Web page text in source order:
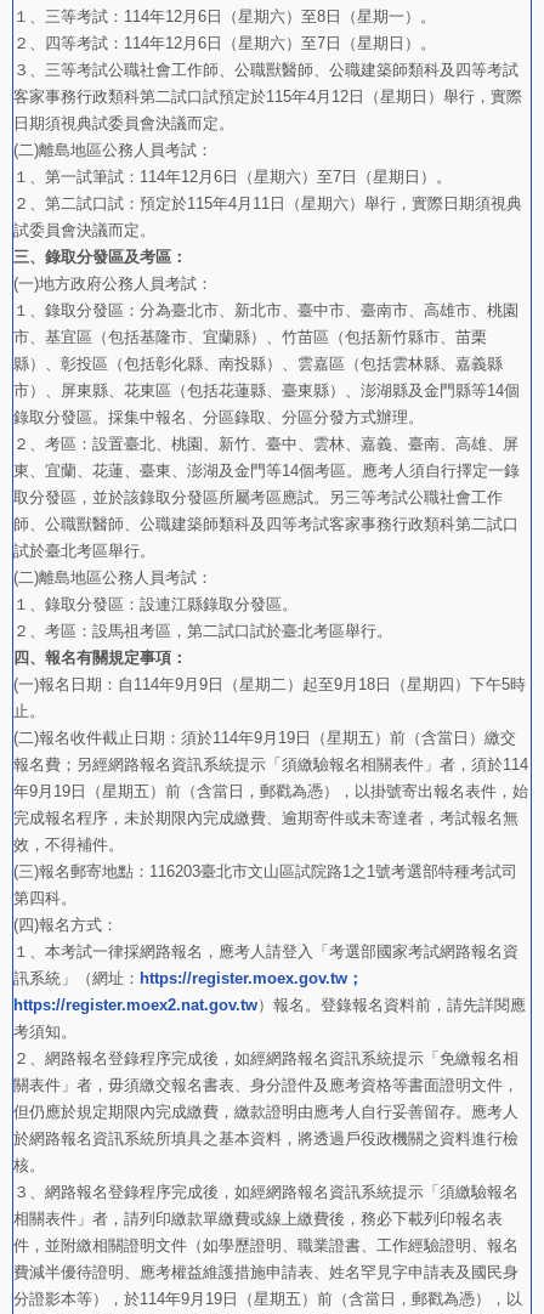
１、三等考試：114年12月6日（星期六）至8日（星期一）。
２、四等考試：114年12月6日（星期六）至7日（星期日）。
３、三等考試公職社會工作師、公職獸醫師、公職建築師類科及四等考試
客家事務行政類科第二試口試預定於115年4月12日（星期日）舉行，實際
日期須視典試委員會決議而定。
(二)離島地區公務人員考試：
１、第一試筆試：114年12月6日（星期六）至7日（星期日）。
２、第二試口試：預定於115年4月11日（星期六）舉行，實際日期須視典
試委員會決議而定。
三、錄取分發區及考區：
(一)地方政府公務人員考試：
１、錄取分發區：分為臺北市、新北市、臺中市、臺南市、高雄市、桃園
市、基宜區（包括基隆市、宜蘭縣）、竹苗區（包括新竹縣市、苗栗
縣）、彰投區（包括彰化縣、南投縣）、雲嘉區（包括雲林縣、嘉義縣
市）、屏東縣、花東區（包括花蓮縣、臺東縣）、澎湖縣及金門縣等14個
錄取分發區。採集中報名、分區錄取、分區分發方式辦理。
２、考區：設置臺北、桃園、新竹、臺中、雲林、嘉義、臺南、高雄、屏
東、宜蘭、花蓮、臺東、澎湖及金門等14個考區。應考人須自行擇定一錄
取分發區，並於該錄取分發區所屬考區應試。另三等考試公職社會工作
師、公職獸醫師、公職建築師類科及四等考試客家事務行政類科第二試口
試於臺北考區舉行。
(二)離島地區公務人員考試：
１、錄取分發區：設連江縣錄取分發區。
２、考區：設馬祖考區，第二試口試於臺北考區舉行。
四、報名有關規定事項：
(一)報名日期：自114年9月9日（星期二）起至9月18日（星期四）下午5時
止。
(二)報名收件截止日期：須於114年9月19日（星期五）前（含當日）繳交
報名費；另經網路報名資訊系統提示「須繳驗報名相關表件」者，須於114
年9月19日（星期五）前（含當日，郵戳為憑），以掛號寄出報名表件，始
完成報名程序，未於期限內完成繳費、逾期寄件或未寄達者，考試報名無
效，不得補件。
(三)報名郵寄地點：116203臺北市文山區試院路1之1號考選部特種考試司
第四科。
(四)報名方式：
１、本考試一律採網路報名，應考人請登入「考選部國家考試網路報名資
訊系統」（網址： https://register.moex.gov.tw；
https://register.moex2.nat.gov.tw）報名。登錄報名資料前，請先詳閱應
考須知。
２、網路報名登錄程序完成後，如經網路報名資訊系統提示「免繳報名相
關表件」者，毋須繳交報名書表、身分證件及應考資格等書面證明文件，
但仍應於規定期限內完成繳費，繳款證明由應考人自行妥善留存。應考人
於網路報名資訊系統所填具之基本資料，將透過戶役政機關之資料進行檢
核。
３、網路報名登錄程序完成後，如經網路報名資訊系統提示「須繳驗報名
相關表件」者，請列印繳款單繳費或線上繳費後，務必下載列印報名表
件，並附繳相關證明文件（如學歷證明、職業證書、工作經驗證明、報名
費減半優待證明、應考權益維護措施申請表、姓名罕見字申請表及國民身
分證影本等），於114年9月19日（星期五）前（含當日，郵戳為憑），以